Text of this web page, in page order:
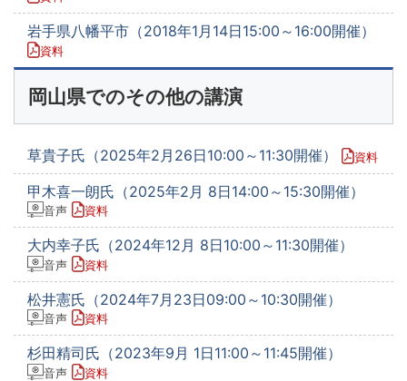
岩手県八幡平市（2018年1月14日15:00～16:00開催）
資料
岡山県でのその他の講演
草貴子氏（2025年2月26日10:00～11:30開催） 資料
甲木喜一朗氏（2025年2月 8日14:00～15:30開催）
音声 資料
大内幸子氏（2024年12月 8日10:00～11:30開催）
音声 資料
松井憲氏（2024年7月23日09:00～10:30開催）
音声 資料
杉田精司氏（2023年9月 1日11:00～11:45開催）
音声 資料